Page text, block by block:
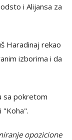
i Alijansa za
Haradinaj rekao
izborima i da
sa pokretom
"Koha".
opozicione